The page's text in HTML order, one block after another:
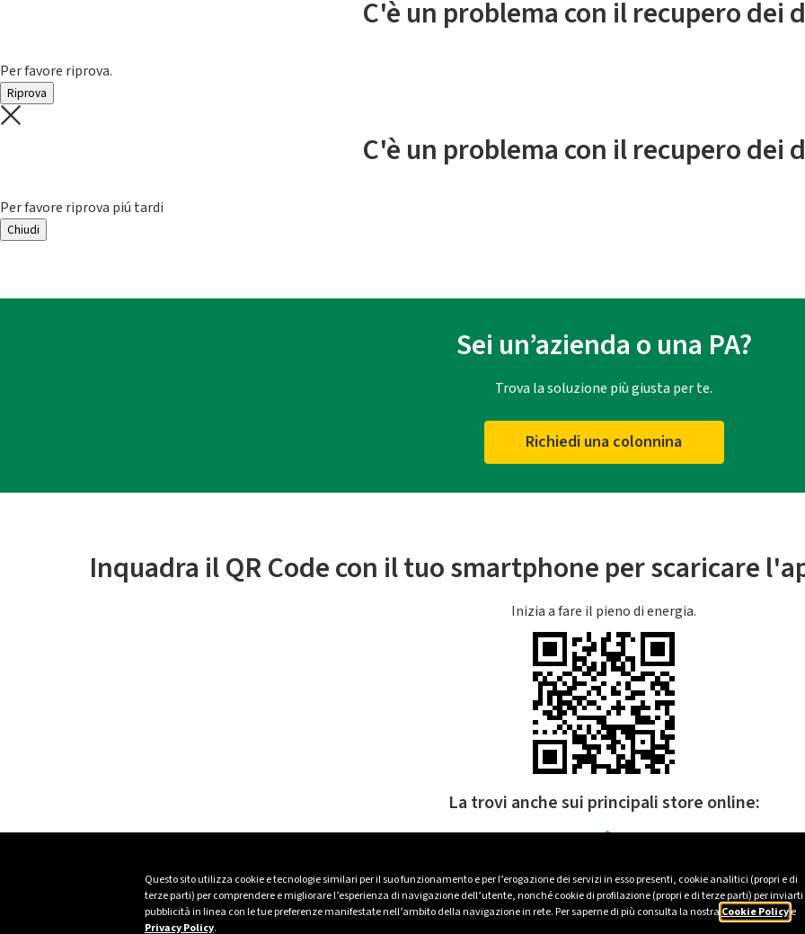
Questo sito utilizza cookie e tecnologie similari per il suo funzionamento e per l’erogazione dei servizi in esso presenti, cookie analitici (propri e di
terze parti) per comprendere e migliorare l’esperienza di navigazione dell’utente, nonché cookie di profilazione (propri e di terze parti) per inviarti
pubblicità in linea con le tue preferenze manifestate nell’ambito della navigazione in rete. Per saperne di più consulta la nostra Cookie Policye
Privacy Policy.
C'è un problema con il recupero dei
Per favore riprova.
Riprova
C'è un problema con il recupero dei
Per favore riprova piú tardi
Chiudi
Sei un’azienda o una PA?
Trova la soluzione più giusta per te.
Richiedi una colonnina
Inquadra il QR Code con il tuo smartphone per scaricare
Inizia a fare il pieno di energia.
La trovi anche sui principali store online: